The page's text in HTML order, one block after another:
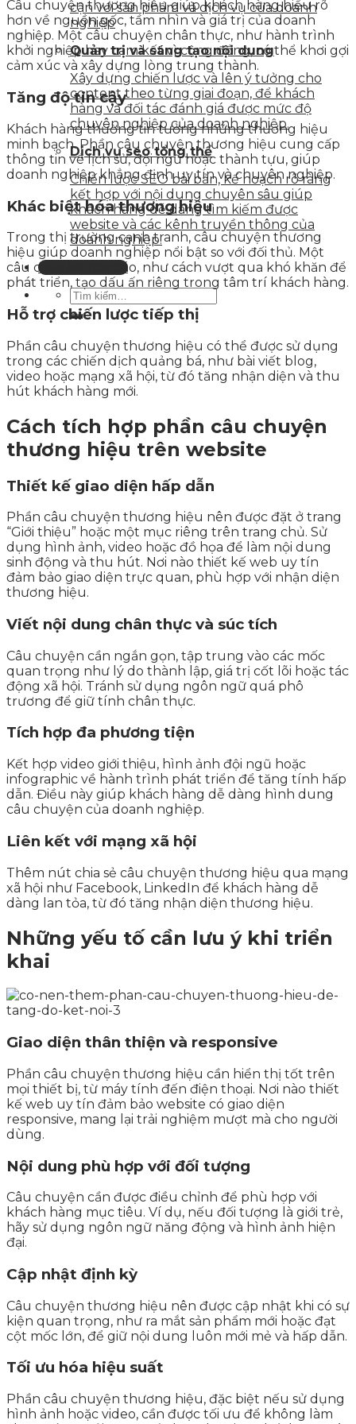
cận với sản phẩm và dịch vụ của doanh
nghiệp
Quản trị và sáng tạo nội dung
Xây dựng chiến lược và lên ý tưởng cho
content theo từng giai đoạn, để khách
hàng và đối tác đánh giá được mức độ
chuyên nghiệp của doanh nghiệp.
Dịch vụ seo tổng thể
Chiến lược SEO bài bản, kế hoạch rõ ràng
kết hợp với nội dung chuyên sâu giúp
khách hàng dễ dàng tìm kiếm được
website và các kênh truyền thông của
doanh nghiệp.
Liên hệ tư vấn
Câu chuyện thương hiệu giúp khách hàng hiểu rõ
hơn về nguồn gốc, tầm nhìn và giá trị của doanh
nghiệp. Một câu chuyện chân thực, như hành trình
khởi nghiệp hay cam kết vì cộng đồng, có thể khơi gợi
cảm xúc và xây dựng lòng trung thành.
Tăng độ tin cậy
Khách hàng thường tin tưởng những thương hiệu
minh bạch. Phần câu chuyện thương hiệu cung cấp
thông tin về lịch sử, đội ngũ hoặc thành tựu, giúp
doanh nghiệp khẳng định uy tín và chuyên nghiệp.
Khác biệt hóa thương hiệu
Trong thị trường cạnh tranh, câu chuyện thương
hiệu giúp doanh nghiệp nổi bật so với đối thủ. Một
câu chuyện độc đáo, như cách vượt qua khó khăn để
phát triển, tạo dấu ấn riêng trong tâm trí khách hàng.
Hỗ trợ chiến lược tiếp thị
Phần câu chuyện thương hiệu có thể được sử dụng
trong các chiến dịch quảng bá, như bài viết blog,
video hoặc mạng xã hội, từ đó tăng nhận diện và thu
hút khách hàng mới.
Cách tích hợp phần câu chuyện
thương hiệu trên website
Thiết kế giao diện hấp dẫn
Phần câu chuyện thương hiệu nên được đặt ở trang
“Giới thiệu” hoặc một mục riêng trên trang chủ. Sử
dụng hình ảnh, video hoặc đồ họa để làm nội dung
sinh động và thu hút. Nơi nào thiết kế web uy tín
đảm bảo giao diện trực quan, phù hợp với nhận diện
thương hiệu.
Viết nội dung chân thực và súc tích
Câu chuyện cần ngắn gọn, tập trung vào các mốc
quan trọng như lý do thành lập, giá trị cốt lõi hoặc tác
động xã hội. Tránh sử dụng ngôn ngữ quá phô
trương để giữ tính chân thực.
Tích hợp đa phương tiện
Kết hợp video giới thiệu, hình ảnh đội ngũ hoặc
infographic về hành trình phát triển để tăng tính hấp
dẫn. Điều này giúp khách hàng dễ dàng hình dung
câu chuyện của doanh nghiệp.
Liên kết với mạng xã hội
Thêm nút chia sẻ câu chuyện thương hiệu qua mạng
xã hội như Facebook, LinkedIn để khách hàng dễ
dàng lan tỏa, từ đó tăng nhận diện thương hiệu.
Những yếu tố cần lưu ý khi triển
khai
Giao diện thân thiện và responsive
Phần câu chuyện thương hiệu cần hiển thị tốt trên
mọi thiết bị, từ máy tính đến điện thoại. Nơi nào thiết
kế web uy tín đảm bảo website có giao diện
responsive, mang lại trải nghiệm mượt mà cho người
dùng.
Nội dung phù hợp với đối tượng
Câu chuyện cần được điều chỉnh để phù hợp với
khách hàng mục tiêu. Ví dụ, nếu đối tượng là giới trẻ,
hãy sử dụng ngôn ngữ năng động và hình ảnh hiện
đại.
Cập nhật định kỳ
Câu chuyện thương hiệu nên được cập nhật khi có sự
kiện quan trọng, như ra mắt sản phẩm mới hoặc đạt
cột mốc lớn, để giữ nội dung luôn mới mẻ và hấp dẫn.
Tối ưu hóa hiệu suất
Phần câu chuyện thương hiệu, đặc biệt nếu sử dụng
hình ảnh hoặc video, cần được tối ưu để không làm